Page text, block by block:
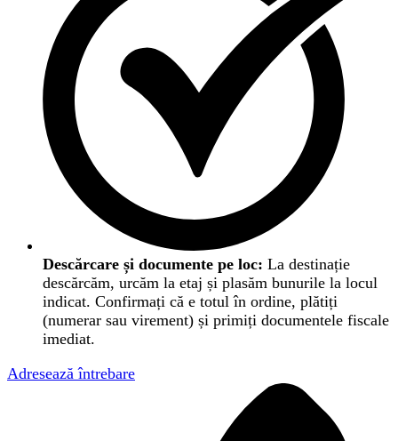
Descărcare și documente pe loc: La destinație
descărcăm, urcăm la etaj și plasăm bunurile la locul
indicat. Confirmați că e totul în ordine, plătiți
(numerar sau virement) și primiți documentele fiscale
imediat.
Adresează întrebare